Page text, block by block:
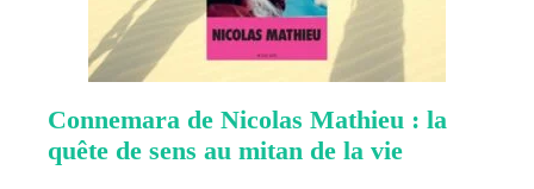
Connemara de Nicolas Mathieu : la
quête de sens au mitan de la vie